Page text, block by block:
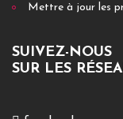
Mettre à jour les
SUIVEZ-NOUS
SUR LES